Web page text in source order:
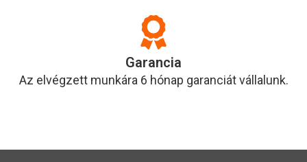
Garancia
Az elvégzett munkára 6 hónap garanciát vállalunk.